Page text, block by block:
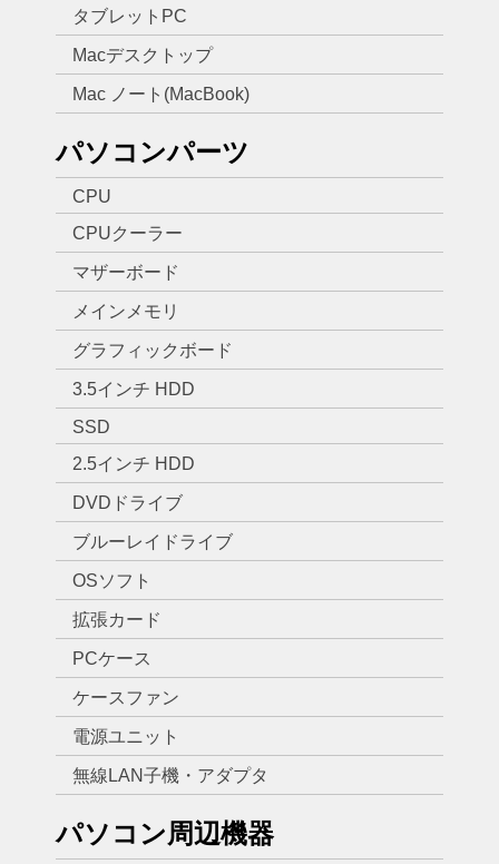
タブレットPC
Macデスクトップ
Mac ノート(MacBook)
パソコンパーツ
CPU
CPUクーラー
マザーボード
メインメモリ
グラフィックボード
3.5インチ HDD
SSD
2.5インチ HDD
DVDドライブ
ブルーレイドライブ
OSソフト
拡張カード
PCケース
ケースファン
電源ユニット
無線LAN子機・アダプタ
パソコン周辺機器